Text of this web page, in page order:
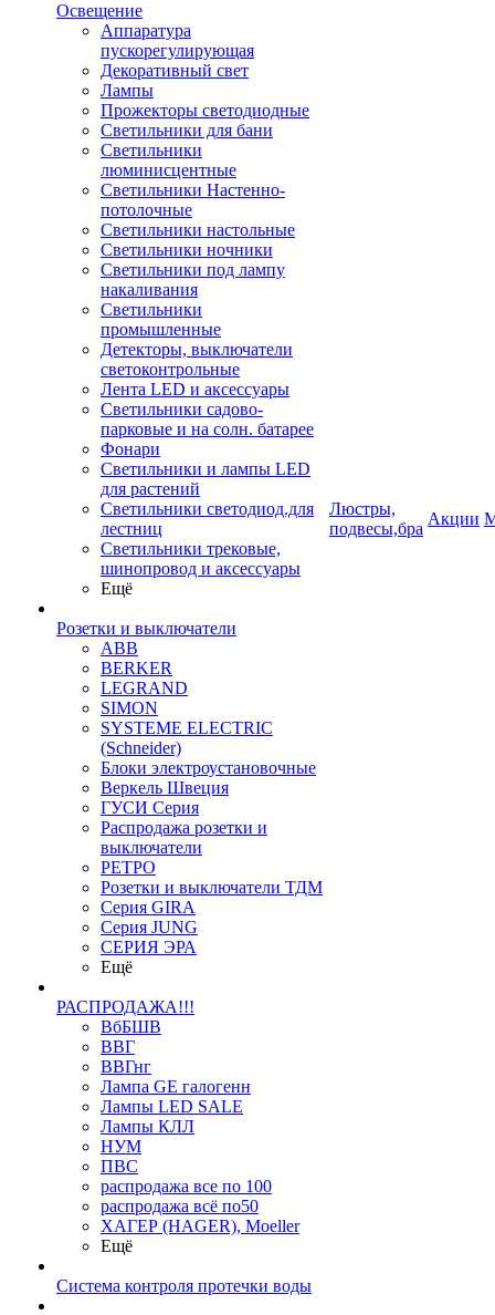
Освещение
Аппаратура
пускорегулирующая
Декоративный свет
Лампы
Прожекторы светодиодные
Светильники для бани
Светильники
люминисцентные
Светильники Настенно-
потолочные
Светильники настольные
Светильники ночники
Светильники под лампу
накаливания
Светильники
промышленные
Детекторы, выключатели
светоконтрольные
Лента LED и аксессуары
Светильники садово-
парковые и на солн. батарее
Фонари
Светильники и лампы LED
для растений
Светильники светодиод.для
лестниц
Светильники трековые,
шинопровод и аксессуары
Ещё
Розетки и выключатели
ABB
BERKER
LEGRAND
SIMON
SYSTEME ELECTRIC
(Schneider)
Блоки электроустановочные
Веркель Швеция
ГУСИ Серия
Распродажа розетки и
выключатели
РЕТРО
Розетки и выключатели ТДМ
Серия GIRA
Серия JUNG
СЕРИЯ ЭРА
Ещё
РАСПРОДАЖА!!!
ВбБШВ
ВВГ
ВВГнг
Лампа GE галогенн
Лампы LED SALE
Лампы КЛЛ
НУМ
ПВС
распродажа все по 100
распродажа всё по50
ХАГЕР (HAGER), Moeller
Ещё
Система контроля протечки воды
Люстры,
подвесы,бра
Акции